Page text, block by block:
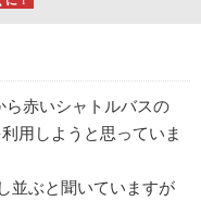
赤いシャトルバスの
用しようと思っていま
並ぶと聞いていますが